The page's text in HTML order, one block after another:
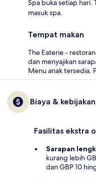
Spa buka setiap hari.
masuk spa.
Tempat makan
The Eaterie -
dan menyajikan
Menu anak tersedia.
Biaya & kebijakan
Fasilitas ekstra
Sarapan
kurang lebih
dan GBP 10